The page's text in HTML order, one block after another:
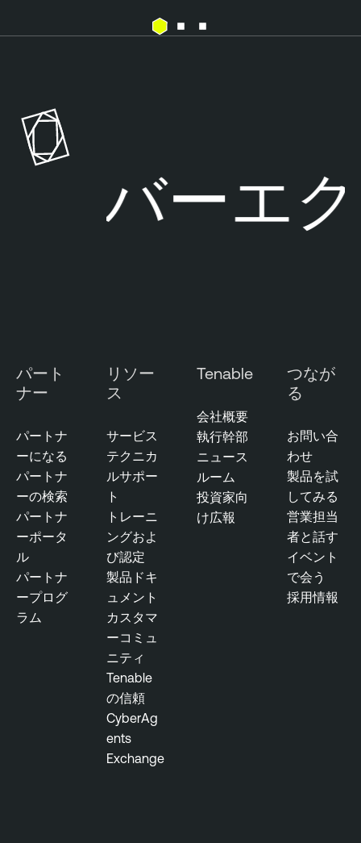
o
s
n
t
E
x
p
o
s
u
r
e
M
a
a
b
S
u
f
a
c
e
M
a
n
a
g
e
バーエク
パート
ナー
パートナ
ーになる
パートナ
ーの検索
パートナ
ーポータ
ル
パートナ
ープログ
ラム
リソー
ス
サービス
テクニカ
ルサポー
ト
トレーニ
ングおよ
び認定
製品ドキ
ュメント
カスタマ
ーコミュ
ニティ
Tenable
の信頼
CyberAg
ents
Exchange
Tenable
会社概要
執行幹部
ニュース
ルーム
投資家向
け広報
つなが
る
お問い合
わせ
製品を試
してみる
営業担当
者と話す
イベント
で会う
採用情報